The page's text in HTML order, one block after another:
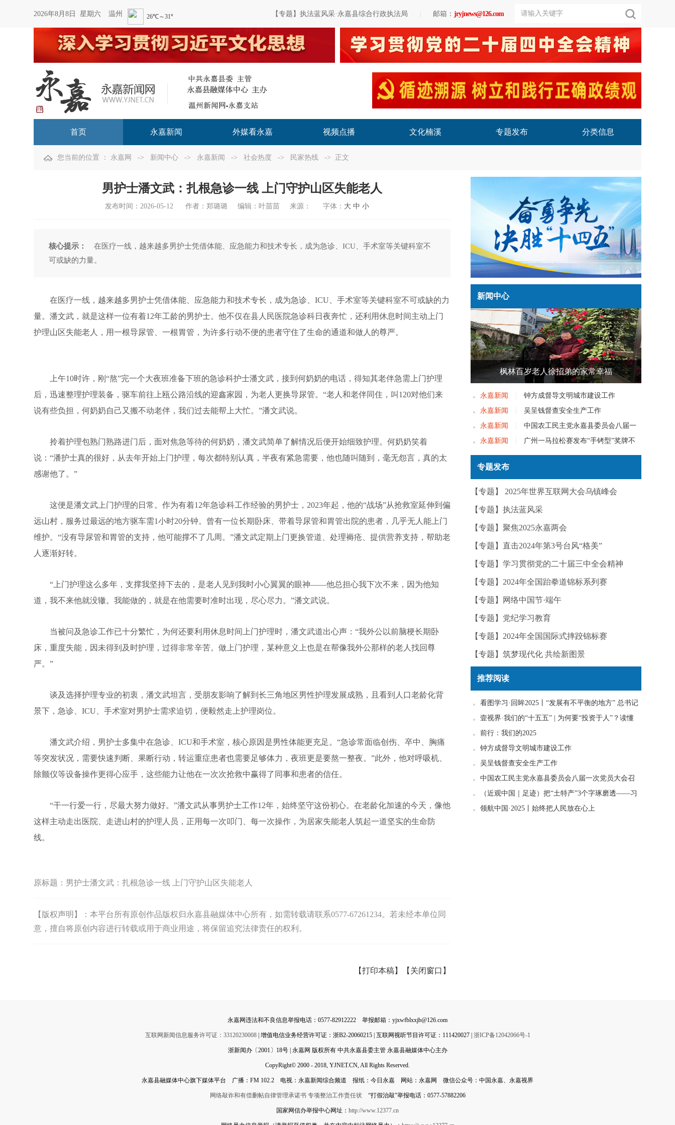
2026年8月8日 星期六 温州 【专题】执法蓝风采·永嘉县综合行政执法局 邮箱： jryjnews@126.com
首页 永嘉新闻 外媒看永嘉 视频点播 文化楠溪 专题发布 分类信息
您当前的位置 ： 永嘉网 -> 新闻中心 -> 永嘉新闻 -> 社会热度 -> 民家热线 -> 正文
男护士潘文武：扎根急诊一线 上门守护山区失能老人
发布时间： 2026-05-12 作者：郑璐璐 编辑： 叶苗苗 来源： 字体： 大 中 小
核心提示：
在医疗一线，越来越多男护士凭借体能、应急能力和技术专长，成为急诊、ICU、手术室等关键科室不
可或缺的力量。
在医疗一线，越来越多男护士凭借体能、应急能力和技术专长，成为急诊、ICU、手术室等关键科室不可或缺的力
量。潘文武，就是这样一位有着12年工龄的男护士。他不仅在县人民医院急诊科日夜奔忙，还利用休息时间主动上门
护理山区失能老人，用一根导尿管、一根胃管，为许多行动不便的患者守住了生命的通道和做人的尊严。
上午10时许，刚“熬”完一个大夜班准备下班的急诊科护士潘文武，接到何奶奶的电话，得知其老伴急需上门护理
后，迅速整理护理装备，驱车前往上瓯公路沿线的迎鑫家园，为老人更换导尿管。“老人和老伴同住，叫120对他们来
说有些负担，何奶奶自己又搬不动老伴，我们过去能帮上大忙。”潘文武说。
拎着护理包熟门熟路进门后，面对焦急等待的何奶奶，潘文武简单了解情况后便开始细致护理。何奶奶笑着
说：“潘护士真的很好，从去年开始上门护理，每次都特别认真，半夜有紧急需要，他也随叫随到，毫无怨言，真的太
感谢他了。”
这便是潘文武上门护理的日常。作为有着12年急诊科工作经验的男护士，2023年起，他的“战场”从抢救室延伸到偏
远山村，服务过最远的地方驱车需1小时20分钟。曾有一位长期卧床、带着导尿管和胃管出院的患者，几乎无人能上门
维护。“没有导尿管和胃管的支持，他可能撑不了几周。”潘文武定期上门更换管道、处理褥疮、提供营养支持，帮助老
人逐渐好转。
“上门护理这么多年，支撑我坚持下去的，是老人见到我时小心翼翼的眼神——他总担心我下次不来，因为他知
道，我不来他就没辙。我能做的，就是在他需要时准时出现，尽心尽力。”潘文武说。
当被问及急诊工作已十分繁忙，为何还要利用休息时间上门护理时，潘文武道出心声：“我外公以前脑梗长期卧
床，重度失能，因未得到及时护理，过得非常辛苦。做上门护理，某种意义上也是在帮像我外公那样的老人找回尊
严。”
谈及选择护理专业的初衷，潘文武坦言，受朋友影响了解到长三角地区男性护理发展成熟，且看到人口老龄化背
景下，急诊、ICU、手术室对男护士需求迫切，便毅然走上护理岗位。
潘文武介绍，男护士多集中在急诊、ICU和手术室，核心原因是男性体能更充足。“急诊常面临创伤、卒中、胸痛
等突发状况，需要快速判断、果断行动，转运重症患者也需要足够体力，夜班更是要熬一整夜。”此外，他对呼吸机、
除颤仪等设备操作更得心应手，这些能力让他在一次次抢救中赢得了同事和患者的信任。
“干一行爱一行，尽最大努力做好。”潘文武从事男护士工作12年，始终坚守这份初心。在老龄化加速的今天，像他
这样主动走出医院、走进山村的护理人员，正用每一次叩门、每一次操作，为居家失能老人筑起一道坚实的生命防
线。
原标题： 男护士潘文武：扎根急诊一线 上门守护山区失能老人
【版权声明】：本平台所有原创作品版权归永嘉县融媒体中心所有，如需转载请联系0577-67261234。若未经本单位同
意，擅自将原创内容进行转载或用于商业用途，将保留追究法律责任的权利。
【打印本稿】 【关闭窗口】
新闻中心
枫林百岁老人徐招弟的家常幸福
永嘉新闻
钟方成督导文明城市建设工作
永嘉新闻
吴呈钱督查安全生产工作
永嘉新闻
中国农工民主党永嘉县委员会八届一
次党员大会召开
永嘉新闻
广州一马拉松赛发布“手铐型”奖牌不
实——今日辟谣（2025年12月25日）
专题发布
【专题】 2025年世界互联网大会乌镇峰会
【专题】执法蓝风采
【专题】聚焦2025永嘉两会
【专题】直击2024年第3号台风“格美”
【专题】学习贯彻党的二十届三中全会精神
【专题】2024年全国跆拳道锦标系列赛
【专题】网络中国节·端午
【专题】党纪学习教育
【专题】2024年全国国际式摔跤锦标赛
【专题】筑梦现代化 共绘新图景
推荐阅读
看图学习·回眸2025丨“发展有不平衡的地方” 总书记
一直惦念在心
壹视界·我们的“十五五” | 为何要“投资于人”？读懂
政策里的发展密码
前行：我们的2025
钟方成督导文明城市建设工作
吴呈钱督查安全生产工作
中国农工民主党永嘉县委员会八届一次党员大会召
开
（近观中国｜足迹）把“土特产”3个字琢磨透——习
近平走进柚子园
领航中国·2025丨始终把人民放在心上
永嘉网违法和不良信息举报电话：0577-82912222 举报邮箱：yjxwfblxxjb@126.com
互联网新闻信息服务许可证：33120230008| 增值电信业务经营许可证：浙B2-20060215 | 互联网视听节目许可证：111420027 | 浙ICP备12042066号-1
浙新闻办〔2001〕18号 | 永嘉网 版权所有 中共永嘉县委主管 永嘉县融媒体中心主办
CopyRight© 2000 - 2018, YJNET.CN, All Rights Reserved.
永嘉县融媒体中心旗下媒体平台 广播：FM 102.2 电视：永嘉新闻综合频道 报纸：今日永嘉 网站：永嘉网 微信公众号：中国永嘉、永嘉视界
网络敲诈和有偿删帖自律管理承诺书 专项整治工作责任状“打假治敲”举报电话：0577-57882206
国家网信办举报中心网址： http://www.12377.cn